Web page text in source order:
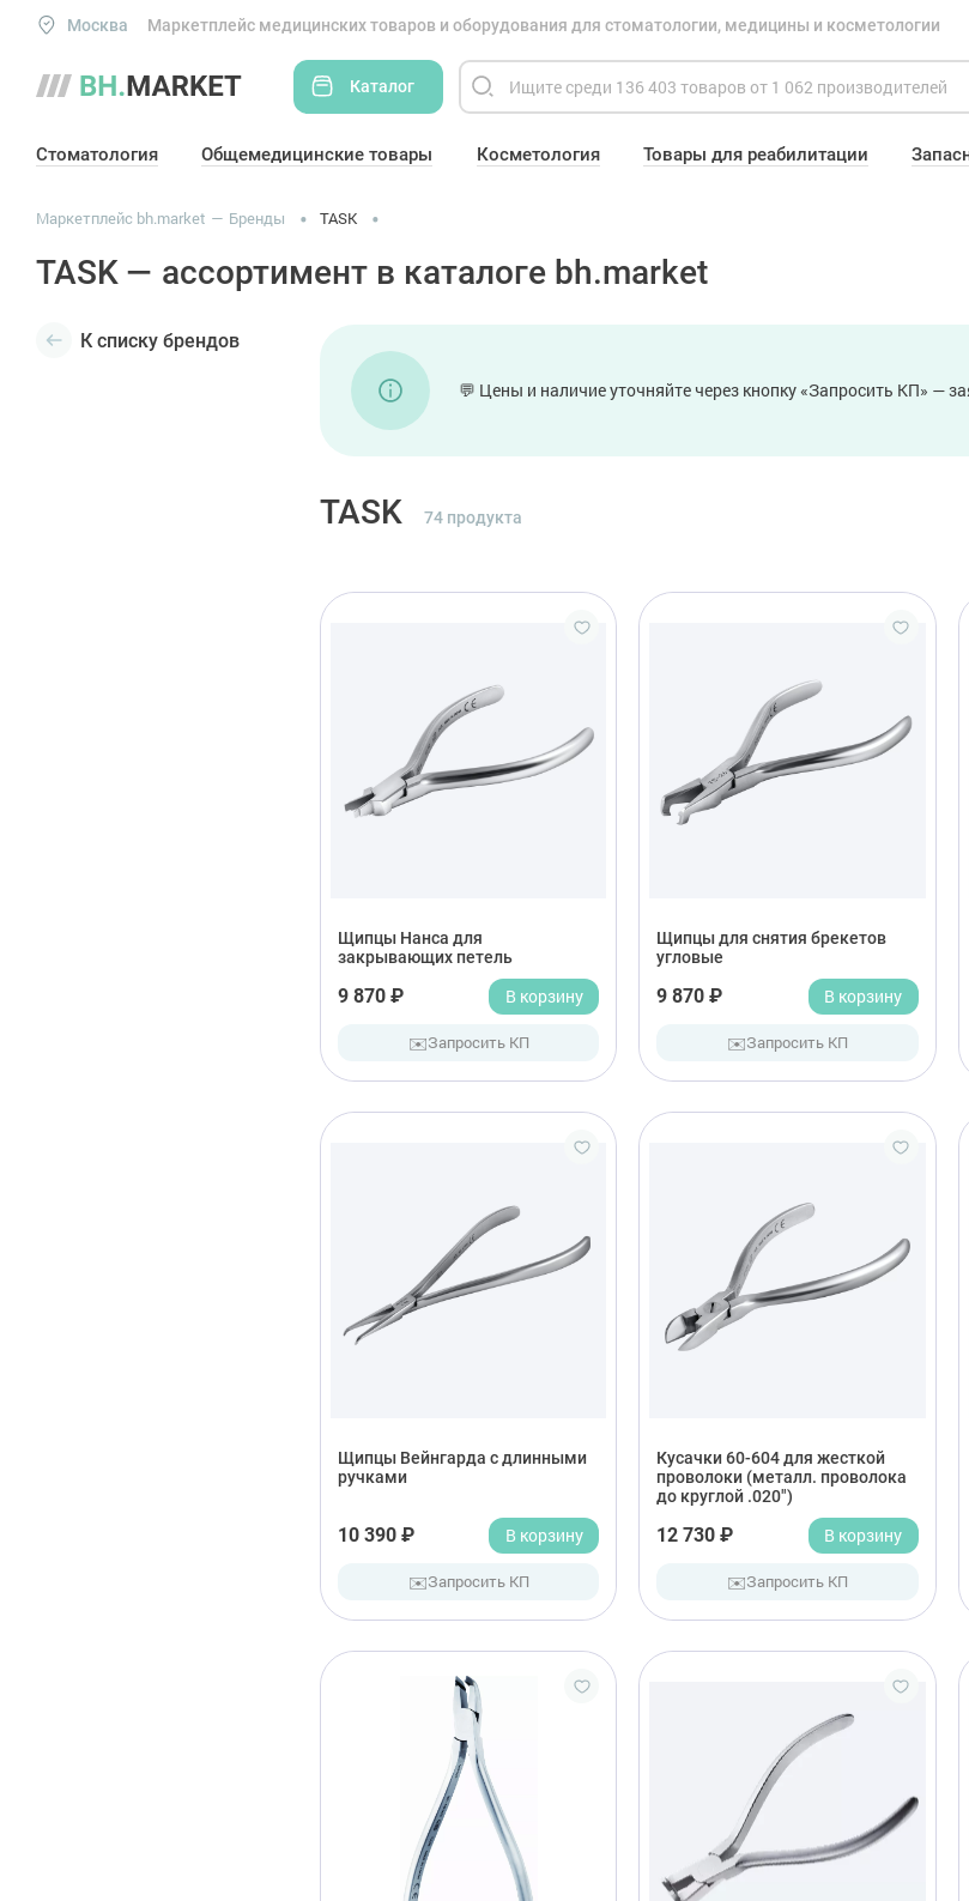
Москва Маркетплейс медицинских товаров и оборудования для стоматологии, медицины и косметологии
Каталог
Стоматология Общемедицинские товары Косметология Товары для реабилитации
Маркетплейс bh.market Бренды TASK
TASK — ассортимент в каталоге bh.market
К списку брендов
💬 Цены и наличие уточняйте через кнопку «Запросить КП» —
TASK 74 продукта
Щипцы Нанса для
закрывающих петель
9 870 ₽ В корзину
✉️Запросить КП
Щипцы для снятия брекетов
угловые
9 870 ₽ В корзину
✉️Запросить КП
Щипцы Вейнгарда с длинными
ручками
10 390 ₽ В корзину
✉️Запросить КП
Кусачки 60-604 для жесткой
проволоки (металл. проволока
до круглой .020")
12 730 ₽ В корзину
✉️Запросить КП